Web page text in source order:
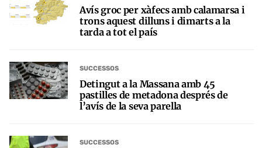
Avís groc per xàfecs amb calamarsa i
trons aquest dilluns i dimarts a la
tarda a tot el país
SUCCESSOS
Detingut a la Massana amb 45
pastilles de metadona després de
l’avís de la seva parella
SUCCESSOS